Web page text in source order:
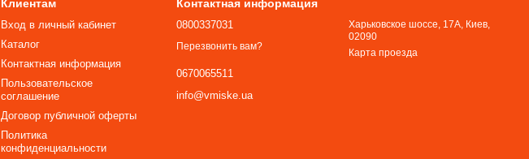
Клиентам
Вход в личный кабинет
Каталог
Контактная информация
Пользовательское
соглашение
Договор публичной оферты
Политика
конфиденциальности
Контактная информация
0800337031
Перезвонить вам?
0670065511
info@vmiske.ua
Харьковское шоссе, 17А, Киев,
02090
Карта проезда